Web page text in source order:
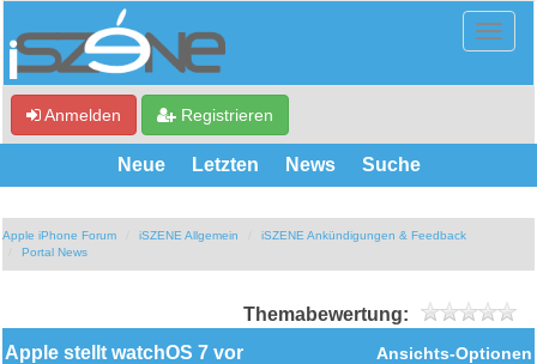
Anmelden Registrieren
Neue Letzten News Suche
Apple iPhone Forum iSZENE Allgemein
iSZENE Ankündigungen & Feedback
Portal News
Themabewertung:
Ansichts-Optionen
Apple stellt watchOS 7 vor